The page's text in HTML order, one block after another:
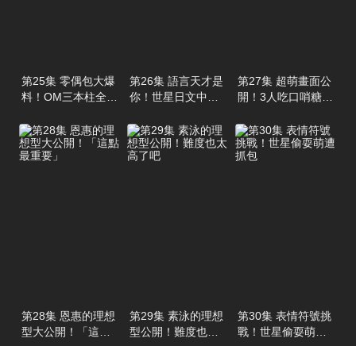
第25集 零偶包大爆
料！OM三本柱全都
第26集 語言天才是
你！世星日文中文
第27集 超萌畫面公
開！3人吃口哨糖也
第28集 恩惠的理想
型大公開！「這點
第29集 素泳的理想
型公開！難度也太
第30集 表情符號挑
戰！世星偷耍萌遭